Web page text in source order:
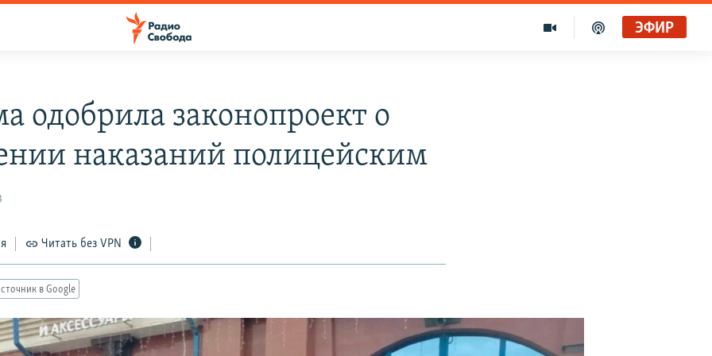
ЭФИР
одобрила законопроект о
наказаний полицейским
Читать без VPN
в Google